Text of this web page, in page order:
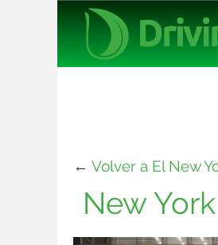
← Volver a El New
New